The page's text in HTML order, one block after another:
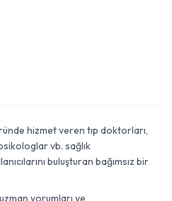
hizmet veren tıp doktorları,
vb. sağlık
buluşturan bağımsız bir
yorumları ve